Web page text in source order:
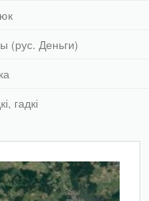
(рус. Деньги)
гадкі